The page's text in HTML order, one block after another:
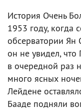
История Очень
1953 году, когда
обсерватории Ян
он не увидел,
в очередной раз
много ясных
Лейдене
Бааде подняли